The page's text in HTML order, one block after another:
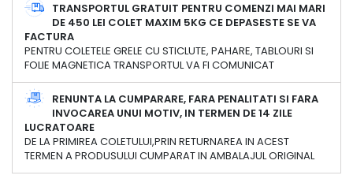
TRANSPORTUL GRATUIT PENTRU COMENZI MAI MARI
DE 450 LEI COLET MAXIM 5KG CE DEPASESTE SE VA
FACTURA
PENTRU COLETELE GRELE CU STICLUTE, PAHARE, TABLOURI SI
FOLIE MAGNETICA TRANSPORTUL VA FI COMUNICAT
RENUNTA LA CUMPARARE, FARA PENALITATI SI FARA
INVOCAREA UNUI MOTIV, IN TERMEN DE 14 ZILE
LUCRATOARE
DE LA PRIMIREA COLETULUI,PRIN RETURNAREA IN ACEST
TERMEN A PRODUSULUI CUMPARAT IN AMBALAJUL ORIGINAL